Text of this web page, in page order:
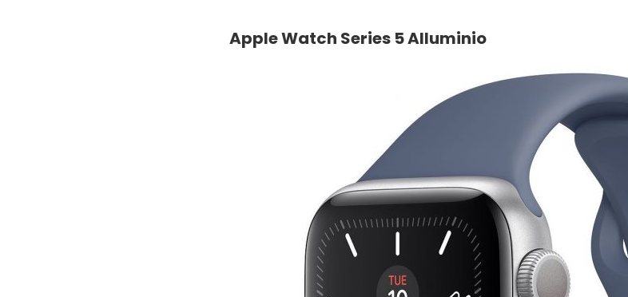
Apple Watch Series 5 Alluminio